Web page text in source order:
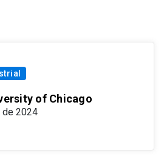
of Chicago
de 2024